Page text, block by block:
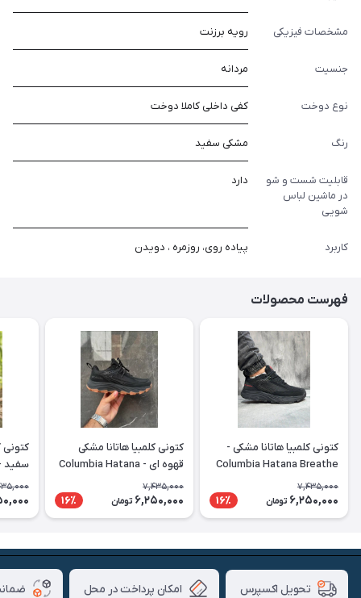
مشخصات فیزیکی رویه برزنت
جنسیت مردانه
نوع دوخت کفی داخلی کاملا دوخت
رنگ مشکی سفید
قابلیت شست و شو
در ماشین لباس
شویی
دارد
کاربرد پیاده روی، روزمره ، دویدن
فهرست محصولات
کتونی کلمبیا هاتانا مشکی -
Columbia Hatana Breathe
7,435,000
6,250,000 تومان 16٪
کتونی کلمبیا هاتانا مشکی
قهوه ای - Columbia Hatana
Breathe
7,435,000
6,250,000 تومان 16٪
کتونی
تحویل اکسپرس امکان پرداخت در محل